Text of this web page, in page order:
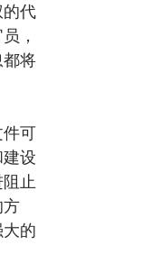
代
，
将
可
设
止
的